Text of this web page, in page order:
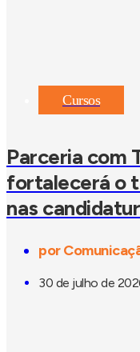
Cursos
Parceria com
fortalecerá o
nas
por
30 de julho de